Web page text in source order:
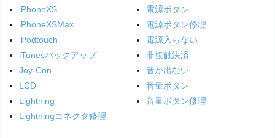
iPhoneXS
iPhoneXSMax
iPodtouch
iTunesバックアップ
Joy-Con
LCD
Lightning
Lightningコネクタ修理
電源ボタン
電源ボタン修理
電源入らない
非接触決済
音が出ない
音量ボタン
音量ボタン修理